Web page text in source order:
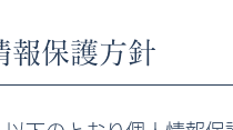
報保護方針